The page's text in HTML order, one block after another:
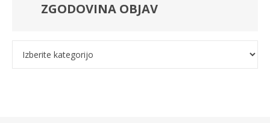
ZGODOVINA OBJAV